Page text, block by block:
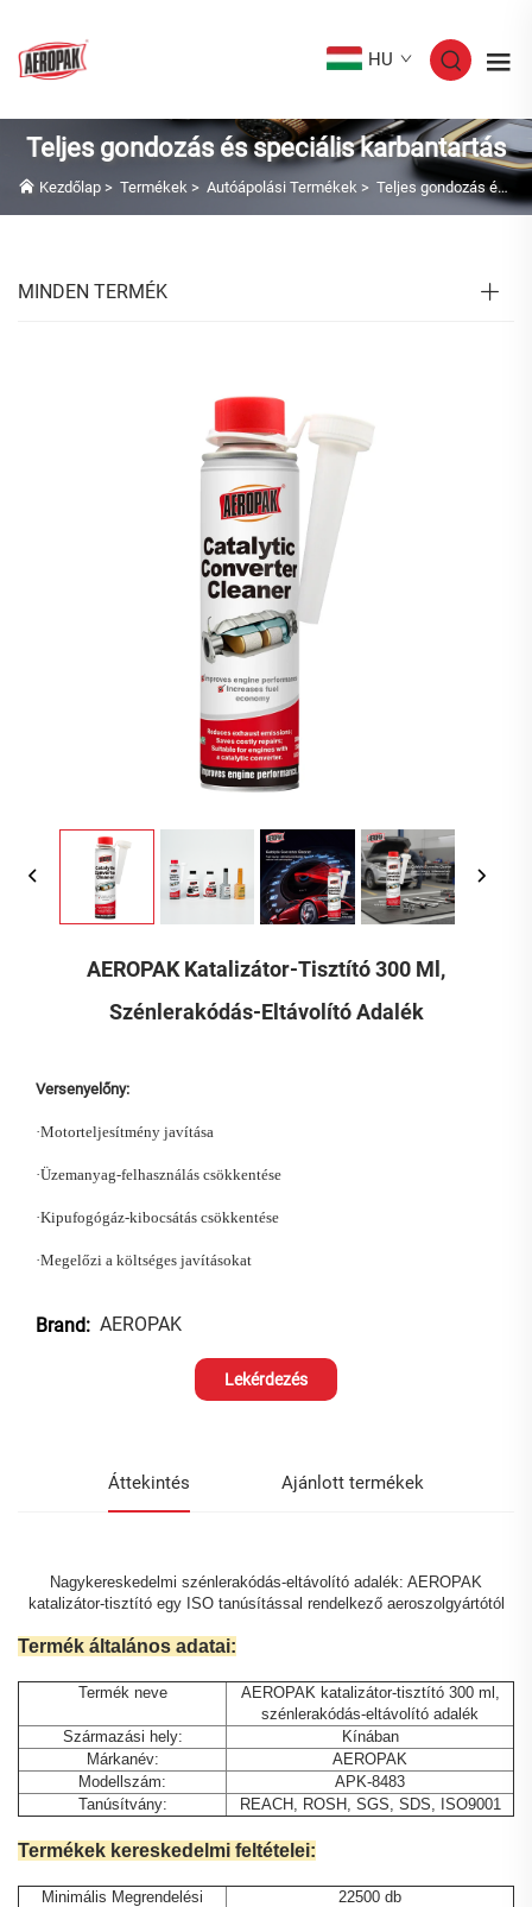
HU
Teljes gondozás és speciális karbantartás
Kezdőlap > Termékek > Autóápolási Termékek > Teljes gondozás és speciális karbantartás
MINDEN TERMÉK
AEROPAK Katalizátor-Tisztító 300 Ml,
Szénlerakódás-Eltávolító Adalék
Versenyelőny:
·Motorteljesítmény javítása
·Üzemanyag-felhasználás csökkentése
·Kipufogógáz-kibocsátás csökkentése
·Megelőzi a költséges javításokat
Brand: AEROPAK
Lekérdezés
Áttekintés Ajánlott termékek
Nagykereskedelmi szénlerakódás-eltávolító adalék: AEROPAK
katalizátor-tisztító egy ISO tanúsítással rendelkező aeroszolgyártótól
Termék általános adatai:
Termék neve
AEROPAK katalizátor-tisztító 300 ml,
szénlerakódás-eltávolító adalék
Származási hely:
Kínában
Márkanév:
AEROPAK
Modellszám:
APK-8483
Tanúsítvány:
REACH, ROSH, SGS, SDS, ISO9001
Termékek kereskedelmi feltételei:
Minimális Megrendelési
22500 db